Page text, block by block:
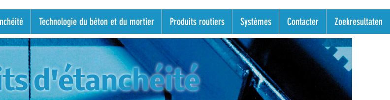
Technologie du béton et du mortier Produits routiers Systèmes Contacter Zoekresultaten
d'étanchéité